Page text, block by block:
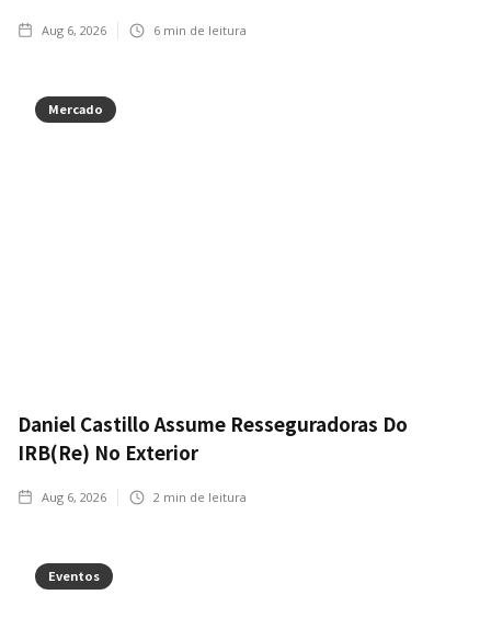
Aug 6, 2026 6 min de leitura
Mercado
Daniel Castillo Assume Resseguradoras Do
IRB(Re) No Exterior
Aug 6, 2026 2 min de leitura
Eventos